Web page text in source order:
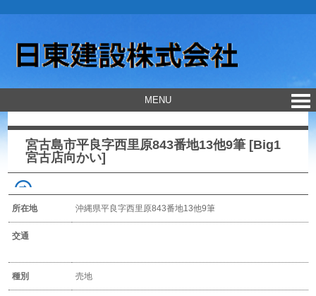
MENU
宮古島市平良字西里原843番地13他9筆 [Big1
宮古店向かい]
所在地 沖縄県平良字西里原843番地13他9筆
交通
種別 売地